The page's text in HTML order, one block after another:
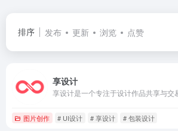
排序 发布 更新 浏览 点赞
享设计
图片创作 # UI设计 # 享设计 # 包装设计